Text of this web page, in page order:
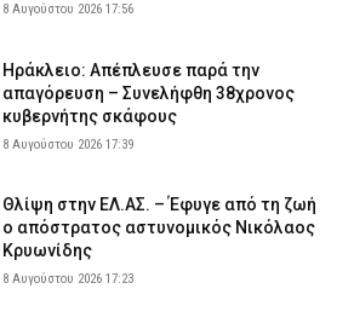
8 Αυγούστου 2026 17:56
Ηράκλειο: Απέπλευσε παρά την
απαγόρευση – Συνελήφθη 38χρονος
κυβερνήτης σκάφους
8 Αυγούστου 2026 17:39
Θλίψη στην ΕΛ.ΑΣ. – Έφυγε από τη ζωή
ο απόστρατος αστυνομικός Νικόλαος
Κρυωνίδης
8 Αυγούστου 2026 17:23